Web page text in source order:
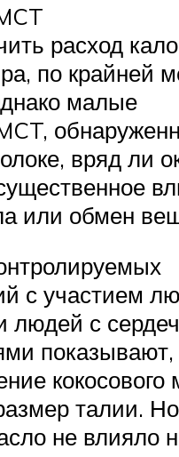
расход
по крайней
малые
вряд ли
или обмен
с участием
людей с
показывают,
кокосового
талии. Но
не влияло